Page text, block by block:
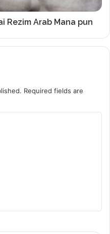
Rezim Arab Mana pun
Required fields are